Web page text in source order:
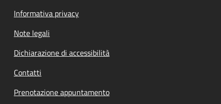
Informativa privacy
Note legali
Dichiarazione di accessibilità
Contatti
Prenotazione appuntamento